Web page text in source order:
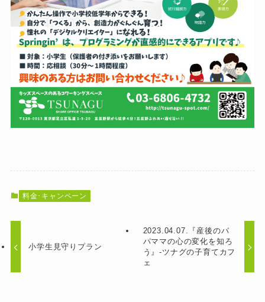
料金･キャンペーン
小学生見守りプラン
2023.04.07.『産後のパ
パママの心の変化を知ろ
う』-ツナグの子育てカフ
ェ